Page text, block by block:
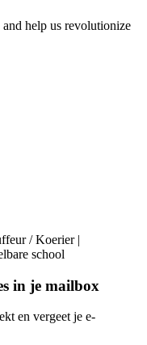
help us revolutionize
/ Koerier |
school
in je mailbox
en vergeet je e-